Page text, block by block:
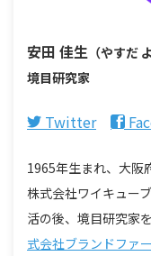
安田 佳生 （やすだ
境目研究家
Twitter
1965年生まれ、大阪
株式会社ワイキュー
活の後、境目研究家
式会社ブランドファ